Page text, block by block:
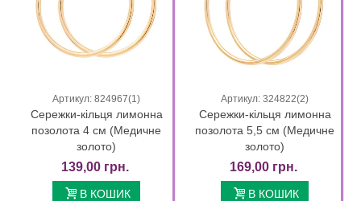
Артикул: 824967(1)
Сережки-кільця лимонна
позолота 4 см (Медичне
золото)
139,00 грн.
В КОШИК
Артикул: 324822(2)
Сережки-кільця лимонна
позолота 5,5 см (Медичне
золото)
169,00 грн.
В КОШИК